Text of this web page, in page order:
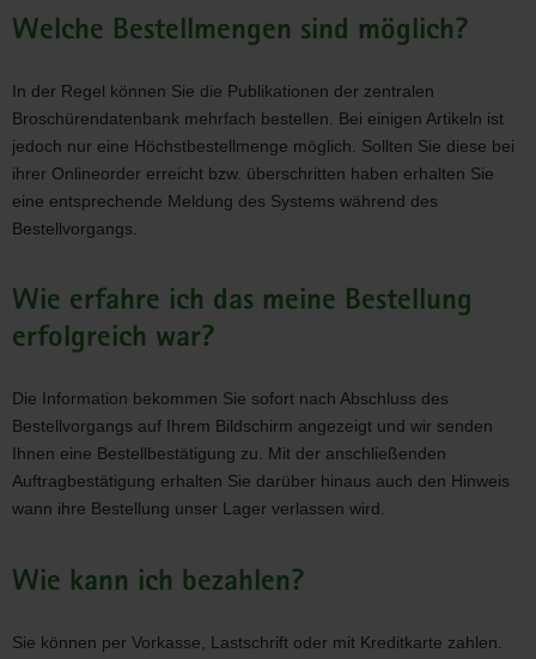
Welche Bestellmengen sind möglich?
In der Regel können Sie die Publikationen der zentralen
Broschürendatenbank mehrfach bestellen. Bei einigen Artikeln ist
jedoch nur eine Höchstbestellmenge möglich. Sollten Sie diese bei
ihrer Onlineorder erreicht bzw. überschritten haben erhalten Sie
eine entsprechende Meldung des Systems während des
Bestellvorgangs.
Wie erfahre ich das meine Bestellung
erfolgreich war?
Die Information bekommen Sie sofort nach Abschluss des
Bestellvorgangs auf Ihrem Bildschirm angezeigt und wir senden
Ihnen eine Bestellbestätigung zu. Mit der anschließenden
Auftragbestätigung erhalten Sie darüber hinaus auch den Hinweis
wann ihre Bestellung unser Lager verlassen wird.
Wie kann ich bezahlen?
Sie können per Vorkasse, Lastschrift oder mit Kreditkarte zahlen.